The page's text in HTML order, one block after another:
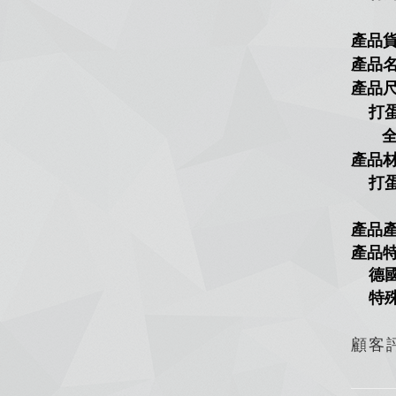
產品
產品
產品
打
全
產品
打
產品
產品
德
特
顧客